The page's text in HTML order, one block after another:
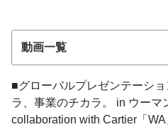
動画一覧
■グローバルプレゼンテーシ
ラ、事業のチカラ。 in ウーマ
collaboration with Cartier「